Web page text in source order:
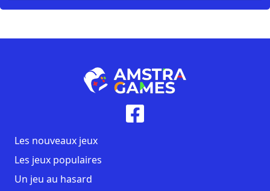
Les nouveaux jeux
Les jeux populaires
Un jeu au hasard